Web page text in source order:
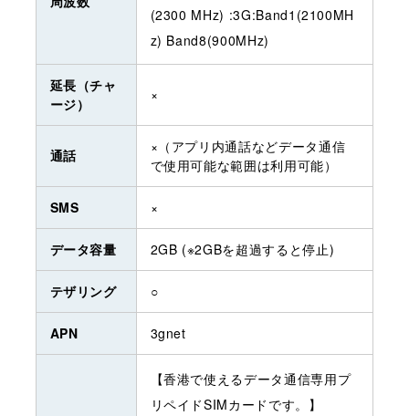
(2300 MHz) :3G:Band1(2100MH
z) Band8(900MHz)
延長（チャ
ージ）
×
通話
×（アプリ内通話などデータ通信
で使用可能な範囲は利用可能）
SMS ×
データ容量 2GB (※2GBを超過すると停止)
テザリング ○
APN 3gnet
【香港で使えるデータ通信専用プ
リペイドSIMカードです。】